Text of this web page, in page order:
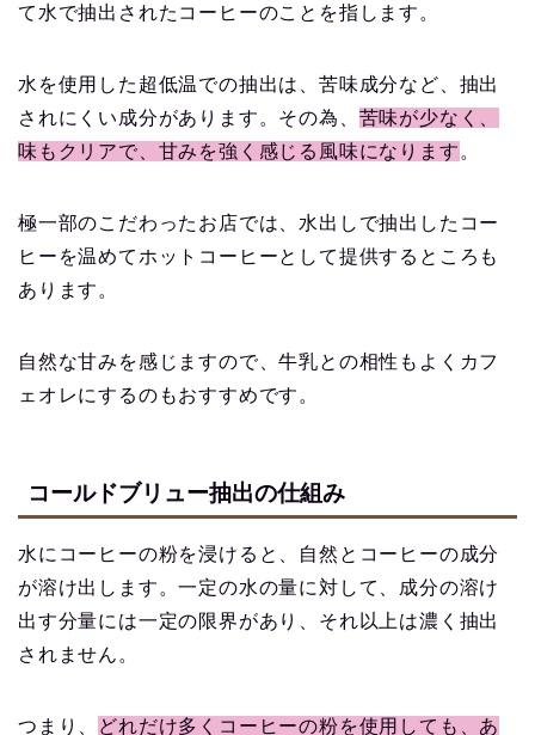
て水で抽出されたコーヒーのことを指します。
水を使用した超低温での抽出は、苦味成分など、抽出
されにくい成分があります。その為、 苦味が少なく、
味もクリアで、甘みを強く感じる風味になります 。
極一部のこだわったお店では、水出しで抽出したコー
ヒーを温めてホットコーヒーとして提供するところも
あります。
自然な甘みを感じますので、牛乳との相性もよくカフ
ェオレにするのもおすすめです。
コールドブリュー抽出の仕組み
水にコーヒーの粉を浸けると、自然とコーヒーの成分
が溶け出します。一定の水の量に対して、成分の溶け
出す分量には一定の限界があり、それ以上は濃く抽出
されません。
つまり、 どれだけ多くコーヒーの粉を使用しても、あ